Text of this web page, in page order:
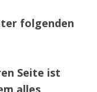
folgenden
Seite ist